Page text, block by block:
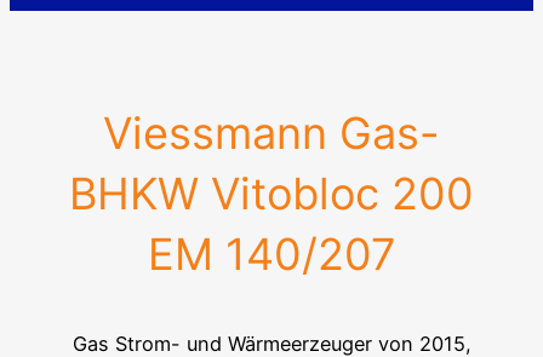
Viessmann Gas-
BHKW Vitobloc 200
EM 140/207
Gas Strom- und Wärmeerzeuger von 2015,